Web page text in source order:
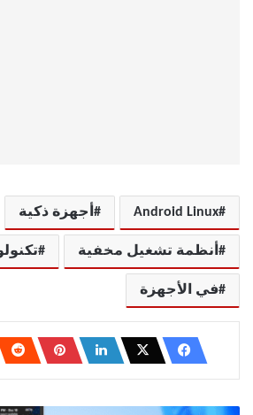
Android Linux أجهزة ذكية
أنظمة تشغيل مخفية
في الأجهزة